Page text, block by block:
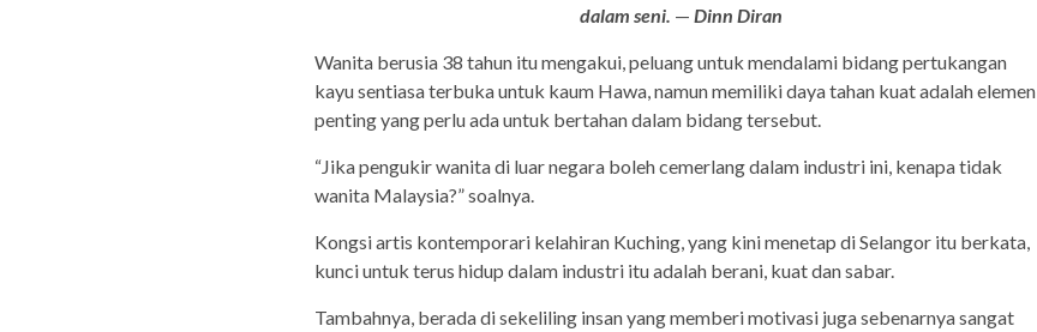
dalam seni. — Dinn Diran
Wanita berusia 38 tahun itu mengakui, peluang untuk mendalami bidang pertukangan
kayu sentiasa terbuka untuk kaum Hawa, namun memiliki daya tahan kuat adalah elemen
penting yang perlu ada untuk bertahan dalam bidang tersebut.
“Jika pengukir wanita di luar negara boleh cemerlang dalam industri ini, kenapa tidak
wanita Malaysia?” soalnya.
Kongsi artis kontemporari kelahiran Kuching, yang kini menetap di Selangor itu berkata,
kunci untuk terus hidup dalam industri itu adalah berani, kuat dan sabar.
Tambahnya, berada di sekeliling insan yang memberi motivasi juga sebenarnya sangat